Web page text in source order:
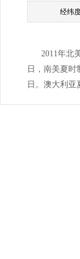
经纬
2011年北
日，南美夏时
日。澳大利亚